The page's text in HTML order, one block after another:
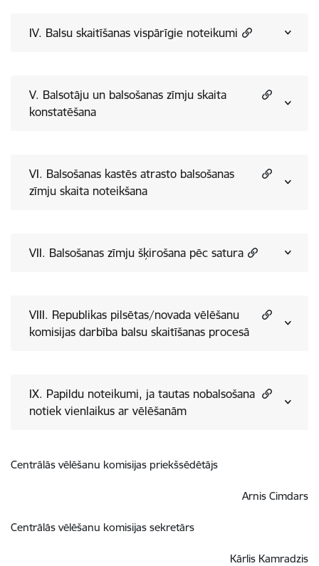
IV. Balsu skaitīšanas vispārīgie noteikumi
V. Balsotāju un balsošanas zīmju skaita
konstatēšana
VI. Balsošanas kastēs atrasto balsošanas
zīmju skaita noteikšana
VII. Balsošanas zīmju šķirošana pēc satura
VIII. Republikas pilsētas/novada vēlēšanu
komisijas darbība balsu skaitīšanas procesā
IX. Papildu noteikumi, ja tautas nobalsošana
notiek vienlaikus ar vēlēšanām
Centrālās vēlēšanu komisijas priekšsēdētājs
Arnis Cimdars
Centrālās vēlēšanu komisijas sekretārs
Kārlis Kamradzis